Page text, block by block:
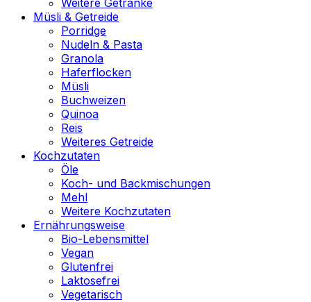
Müsli & Getreide
Porridge
Nudeln & Pasta
Granola
Haferflocken
Müsli
Buchweizen
Quinoa
Reis
Weiteres Getreide
Kochzutaten
Öle
Koch- und Backmischungen
Mehl
Weitere Kochzutaten
Ernährungsweise
Bio-Lebensmittel
Vegan
Glutenfrei
Laktosefrei
Vegetarisch